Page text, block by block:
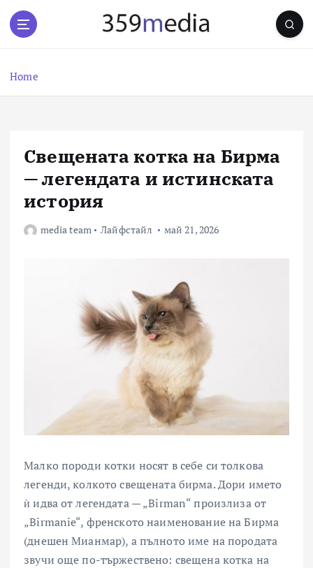
Home
Свещената котка на Бирма
— легендата и истинската
история
media team Лайфстайл май 21, 2026
Малко породи котки носят в себе си толкова
легенди, колкото свещената бирма. Дори името
ѝ идва от легендата — „Birman“ произлиза от
„Birmanie“, френското наименование на Бирма
(днешен Мианмар), а пълното име на породата
звучи още по-тържествено: свещена котка на